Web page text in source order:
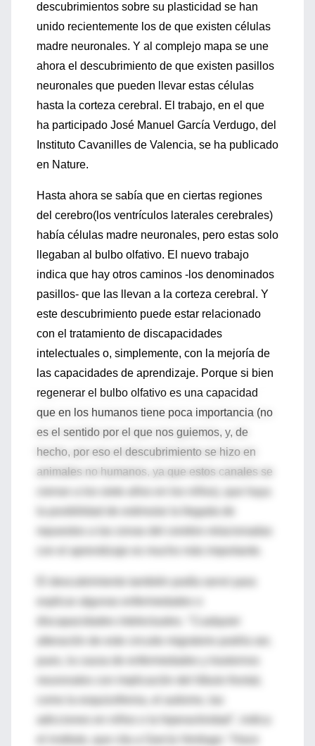
descubrimientos sobre su plasticidad se han
unido recientemente los de que existen células
madre neuronales. Y al complejo mapa se une
ahora el descubrimiento de que existen pasillos
neuronales que pueden llevar estas células
hasta la corteza cerebral. El trabajo, en el que
ha participado José Manuel García Verdugo, del
Instituto Cavanilles de Valencia, se ha publicado
en Nature.
Hasta ahora se sabía que en ciertas regiones
del cerebro(los ventrículos laterales cerebrales)
había células madre neuronales, pero estas solo
llegaban al bulbo olfativo. El nuevo trabajo
indica que hay otros caminos -los denominados
pasillos- que las llevan a la corteza cerebral. Y
este descubrimiento puede estar relacionado
con el tratamiento de discapacidades
intelectuales o, simplemente, con la mejoría de
las capacidades de aprendizaje. Porque si bien
regenerar el bulbo olfativo es una capacidad
que en los humanos tiene poca importancia (no
es el sentido por el que nos guiemos, y, de
hecho, por eso el descubrimiento se hizo en
animales no humanos, ya que estos canales se
cierran a los siete años en los niños), que haya
la posibilidad de estimular la llegada de
con el aprendizaje es mucho más importante.
explicar algunas enfermedades o
discapacidades intelectuales. "Cualquier
alteración de este circuito migratorio podría ser,
como la esquizofrenia, el autismo, las
el instituto, que cita a García Verdugo: "Hace